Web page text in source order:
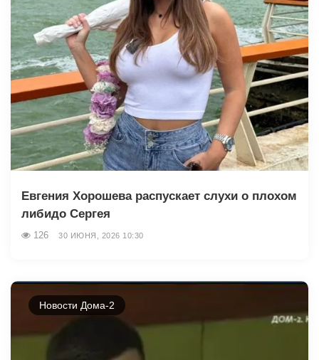
Евгения Хорошева распускает слухи о плохом
либидо Сергея
126 30 ИЮНЯ, 2026 10:30
Новости Дома-2